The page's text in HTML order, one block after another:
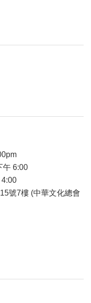
午 6:00
號7樓 (中華文化總會